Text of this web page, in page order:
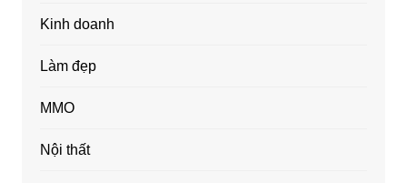
Kinh doanh
Làm đẹp
MMO
Nội thất